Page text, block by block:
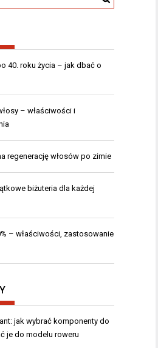
40. roku życia – jak dbać o
– właściwości i
regenerację włosów po zimie
biżuteria dla każdej
– właściwości, zastosowanie
jak wybrać komponenty do
je do modelu roweru